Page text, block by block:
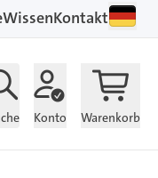
WissenKontakt
Konto Warenkorb